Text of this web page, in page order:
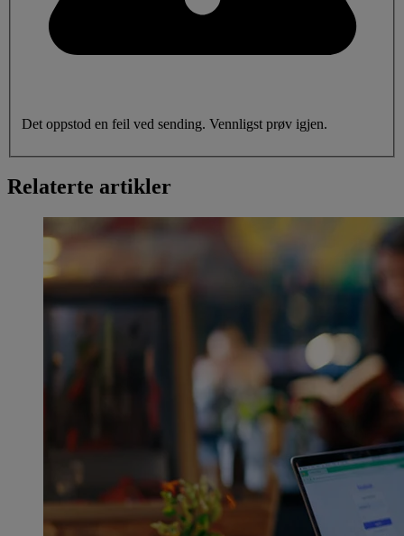
Det oppstod en feil ved sending. Vennligst prøv igjen.
Relaterte artikler